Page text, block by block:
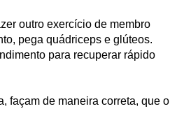
outro exercício de membro
pega quádriceps e glúteos.
para recuperar rápido
façam de maneira correta, que o